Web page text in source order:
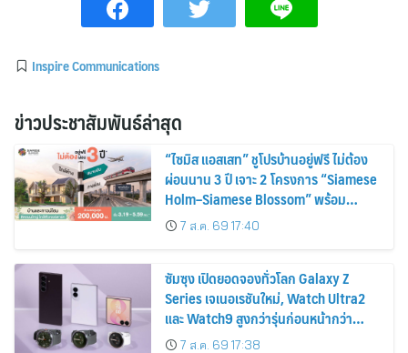
Inspire Communications
ข่าวประชาสัมพันธ์ล่าสุด
“ไซมิส แอสเสท” ชูโปรบ้านอยู่ฟรี ไม่ต้อง
ผ่อนนาน 3 ปี เจาะ 2 โครงการ “Siamese
Holm–Siamese Blossom” พร้อม
ส่วนลดและสิทธิพิเศษถึง 31 สิงหาคม
2569
7 ส.ค. 69 17:40
ซัมซุง เปิดยอดจองทั่วโลก Galaxy Z
Series เจเนอเรชันใหม่, Watch Ultra2
และ Watch9 สูงกว่ารุ่นก่อนหน้ากว่า
30%7 ส.ค. 69 17:38